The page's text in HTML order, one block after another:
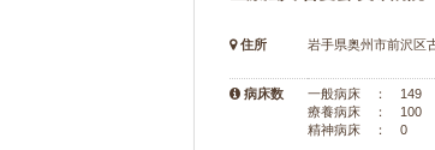
住所 岩手県奥州市前沢区
病床数
一般病床 ： 149
療養病床 ： 100
精神病床 ： 0